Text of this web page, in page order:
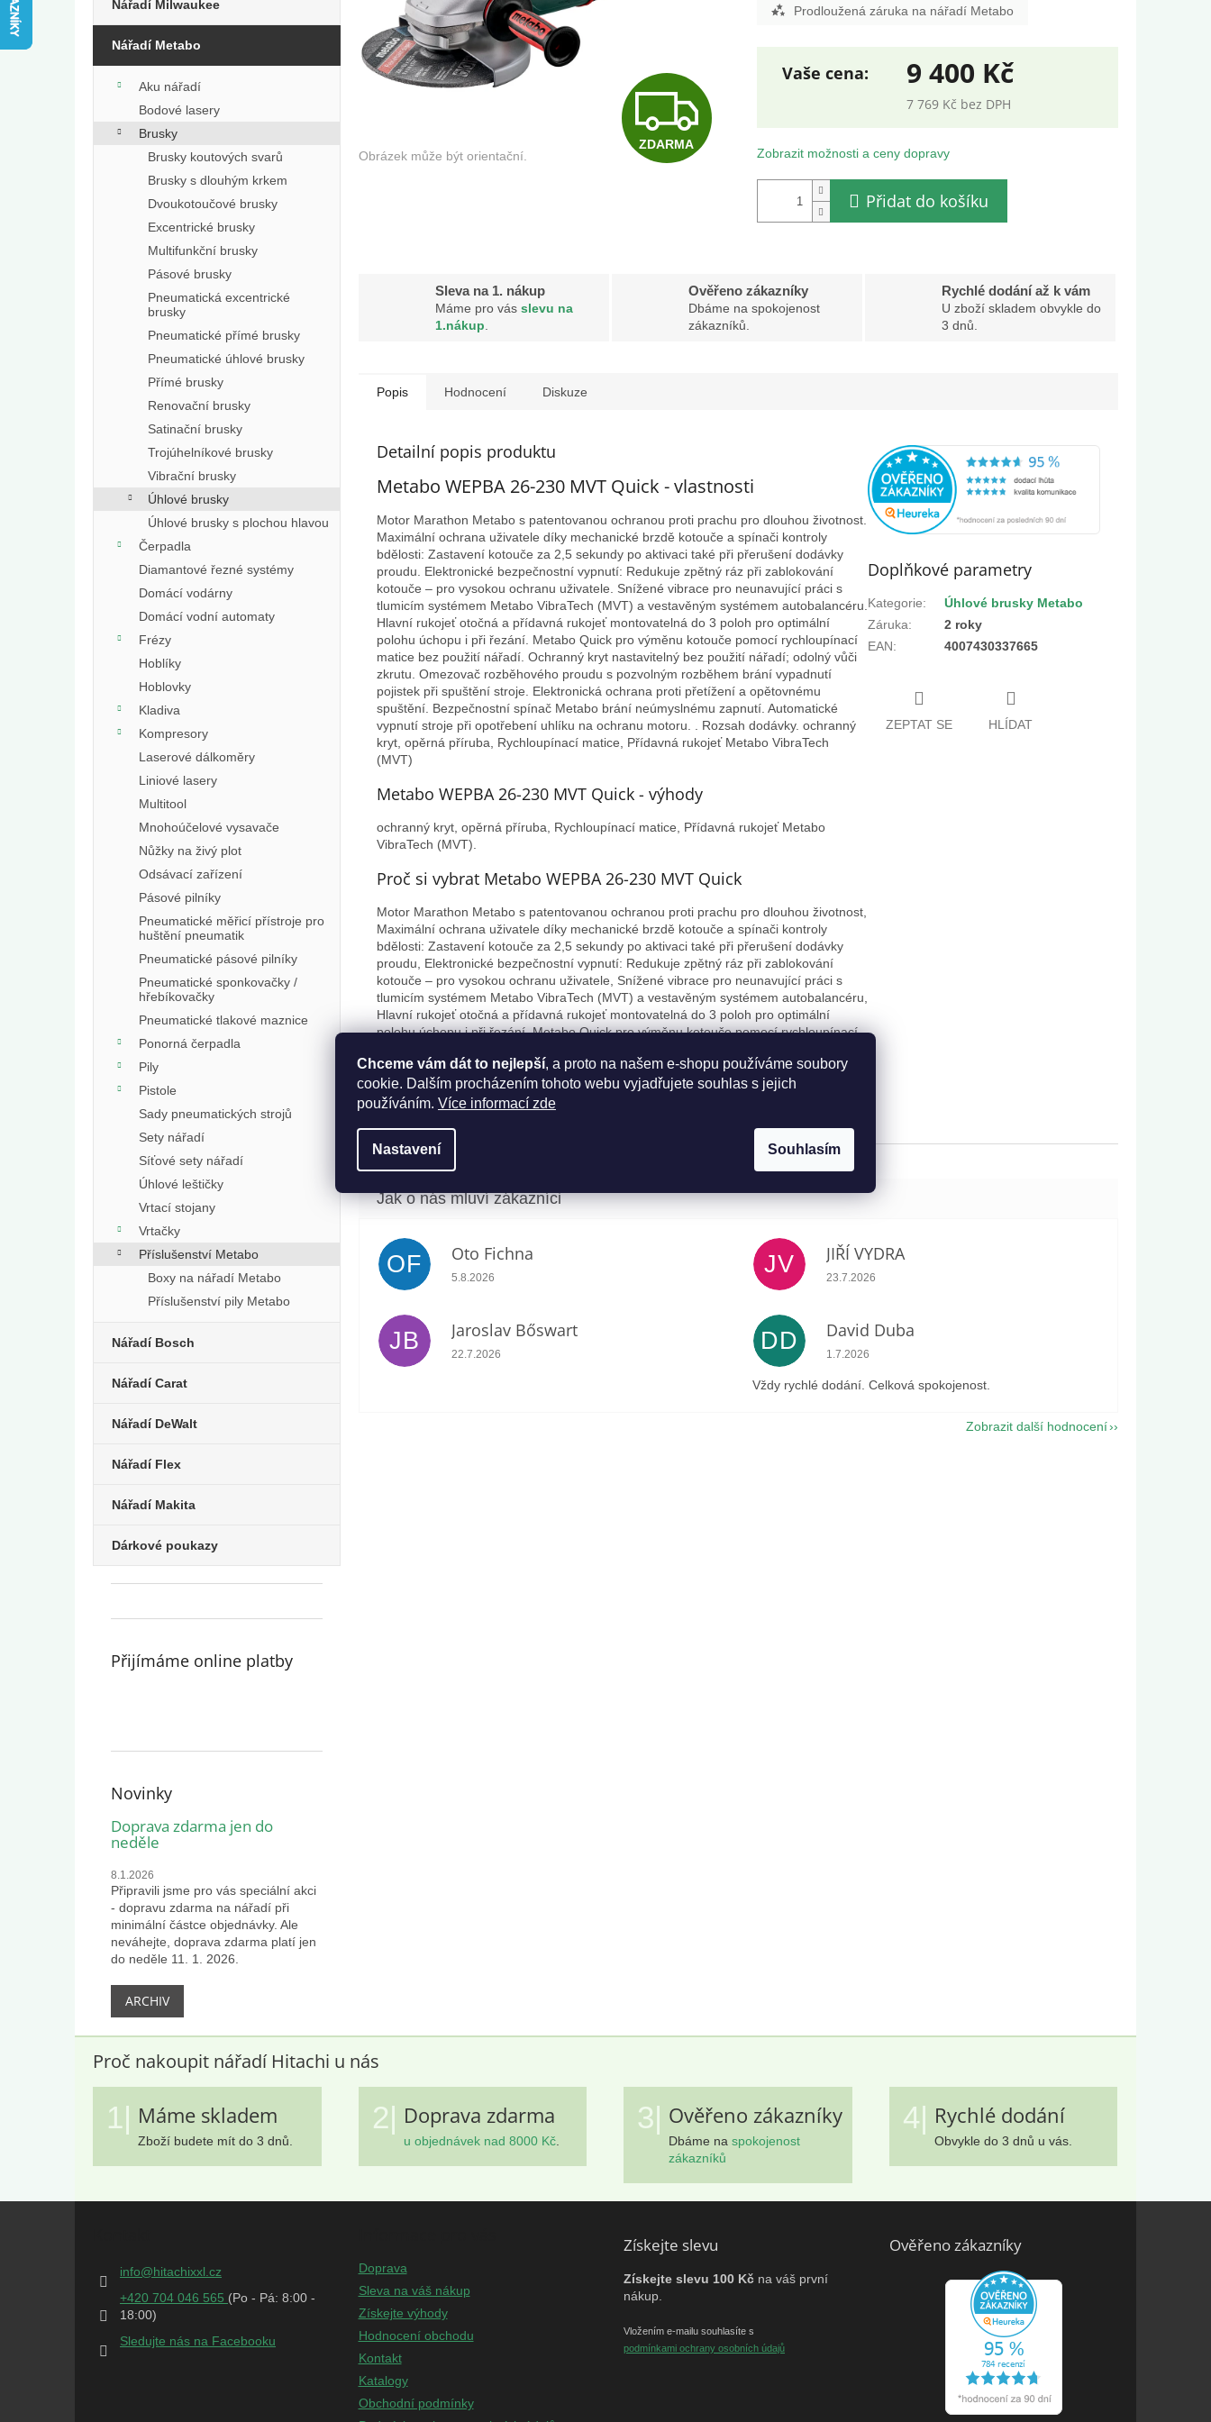
Chceme vám dát to nejlepší, a proto na našem e-shopu používáme soubory
cookie. Dalším procházením tohoto webu vyjadřujete souhlas s jejich
používáním. Více informací zde
Nastavení Souhlasím
Nářadí Milwaukee
Nářadí Metabo
Aku nářadí
Bodové lasery
Brusky
Brusky koutových svarů
Brusky s dlouhým krkem
Dvoukotoučové brusky
Excentrické brusky
Multifunkční brusky
Pásové brusky
Pneumatická excentrické
brusky
Pneumatické přímé brusky
Pneumatické úhlové brusky
Přímé brusky
Renovační brusky
Satinační brusky
Trojúhelníkové brusky
Vibrační brusky
Úhlové brusky
Úhlové brusky s plochou hlavou
Čerpadla
Diamantové řezné systémy
Domácí vodárny
Domácí vodní automaty
Frézy
Hoblíky
Hoblovky
Kladiva
Kompresory
Laserové dálkoměry
Liniové lasery
Multitool
Mnohoúčelové vysavače
Nůžky na živý plot
Odsávací zařízení
Pásové pilníky
Pneumatické měřicí přístroje pro
huštění pneumatik
Pneumatické pásové pilníky
Pneumatické sponkovačky /
hřebíkovačky
Pneumatické tlakové maznice
Ponorná čerpadla
Pily
Pistole
Sady pneumatických strojů
Sety nářadí
Síťové sety nářadí
Úhlové leštičky
Vrtací stojany
Vrtačky
Příslušenství Metabo
Boxy na nářadí Metabo
Příslušenství pily Metabo
Nářadí Bosch
Nářadí Carat
Nářadí DeWalt
Nářadí Flex
Nářadí Makita
Dárkové poukazy
Přijímáme online platby
Novinky
Doprava zdarma jen do
neděle
8.1.2026
Připravili jsme pro vás speciální akci
- dopravu zdarma na nářadí při
minimální částce objednávky. Ale
neváhejte, doprava zdarma platí jen
do neděle 11. 1. 2026.
ARCHIV
Z
D
R
ZDARMA
Prodloužená záruka na nářadí Metabo
9 400 Kč
7 769 Kč bez DPH
cena:
Zobrazit možnosti a ceny dopravy
Přidat do košíku
Sleva na 1. nákup
Máme pro vás slevu na
1.nákup
Ověřeno zákazníky
Dbáme na spokojenost
zákazníků.
Rychlé dodání až k vám
U zboží skladem obvykle do
3 dnů.
Popis Hodnocení Diskuze
Detailní popis produktu
Metabo WEPBA 26-230 MVT Quick - vlastnosti
Motor Marathon Metabo s patentovanou ochranou proti prachu pro dlouhou životnost.
Maximální ochrana uživatele díky mechanické brzdě kotouče a spínači kontroly
bdělosti: Zastavení kotouče za 2,5 sekundy po aktivaci také při přerušení dodávky
proudu. Elektronické bezpečnostní vypnutí: Redukuje zpětný ráz při zablokování
kotouče – pro vysokou ochranu uživatele. Snížené vibrace pro neunavující práci s
tlumicím systémem Metabo VibraTech (MVT) a vestavěným systémem autobalancéru.
Hlavní rukojeť otočná a přídavná rukojeť montovatelná do 3 poloh pro optimální
polohu úchopu i při řezání. Metabo Quick pro výměnu kotouče pomocí rychloupínací
matice bez použití nářadí. Ochranný kryt nastavitelný bez použití nářadí; odolný vůči
zkrutu. Omezovač rozběhového proudu s pozvolným rozběhem brání vypadnutí
pojistek při spuštění stroje. Elektronická ochrana proti přetížení a opětovnému
spuštění. Bezpečnostní spínač Metabo brání neúmyslnému zapnutí. Automatické
vypnutí stroje při opotřebení uhlíku na ochranu motoru. . Rozsah dodávky. ochranný
kryt, opěrná příruba, Rychloupínací matice, Přídavná rukojeť Metabo VibraTech
(MVT)
Metabo WEPBA 26-230 MVT Quick - výhody
ochranný kryt, opěrná příruba, Rychloupínací matice, Přídavná rukojeť Metabo
VibraTech (MVT).
Proč si vybrat Metabo WEPBA 26-230 MVT Quick
Motor Marathon Metabo s patentovanou ochranou proti prachu pro dlouhou životnost,
Maximální ochrana uživatele díky mechanické brzdě kotouče a spínači kontroly
bdělosti: Zastavení kotouče za 2,5 sekundy po aktivaci také při přerušení dodávky
proudu, Elektronické bezpečnostní vypnutí: Redukuje zpětný ráz při zablokování
kotouče – pro vysokou ochranu uživatele, Snížené vibrace pro neunavující práci s
tlumicím systémem Metabo VibraTech (MVT) a vestavěným systémem autobalancéru,
Hlavní rukojeť otočná a přídavná rukojeť montovatelná do 3 poloh pro optimální
polohu úchopu i při řezání, Metabo Quick pro výměnu kotouče pomocí rychloupínací
zkrutu, Omezovač rozběhového proudu s pozvolným rozběhem brání vypadnutí
pojistek při spuštění stroje, Elektronická ochrana proti přetížení a opětovnému
spuštění, Bezpečnostní spínač Metabo brání neúmyslnému zapnutí, Automatické
Doplňkové parametry
Kategorie:
Úhlové brusky Metabo
Záruka:
2 roky
EAN: 4007430337665
ZEPTAT SE HLÍDAT
OF Oto Fichna
Hodnocení obchodu je 5 z 5 hvězdiček.
5.8.2026 JV JIŘÍ VYDRA
Hodnocení obchodu je 5 z 5 hvězdiček.
23.7.2026
JB Jaroslav Bőswart
Hodnocení obchodu je 5 z 5 hvězdiček.
22.7.2026 DD David Duba
Hodnocení obchodu je 5 z 5 hvězdiček.
1.7.2026
Vždy rychlé dodání. Celková spokojenost.
Zobrazit další hodnocení
Proč nakoupit nářadí Hitachi u nás
1| Máme skladem
Zboží budete mít do 3 dnů.
2| Doprava zdarma
u objednávek nad 8000 Kč.
3| Ověřeno zákazníky
Dbáme na spokojenost
zákazníků
4| Rychlé dodání
Obvykle do 3 dnů u vás.
info@hitachixxl.cz
+420 704 046 565
Sledujte nás na Facebooku
Doprava
Sleva na váš nákup
Získejte výhody
Hodnocení obchodu
Kontakt
Katalogy
Obchodní podmínky
Získejte slevu
Získejte slevu 100 Kč na váš první
nákup.
Vložením e-mailu souhlasíte s
podmínkami ochrany osobních údajů
Ověřeno zákazníky